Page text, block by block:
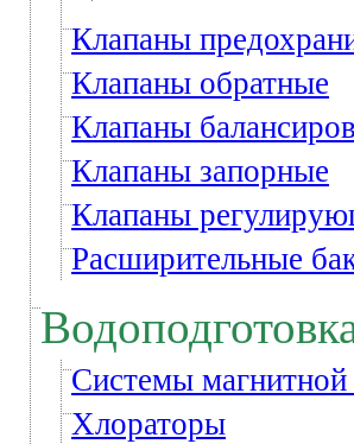
Клапаны
Клапаны обратные
Клапаны
Клапаны запорные
Клапаны
Расширительные
Системы
Хлораторы